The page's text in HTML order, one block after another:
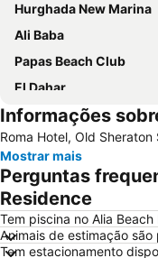
Hurghada New Marina
Ali Baba
Papas Beach Club
El Dahar
Informações
Roma Hotel, Old
Mostrar mais
Perguntas
Residence
Tem piscina no Alia Beach
Animais de estimação
Tem estacionamento